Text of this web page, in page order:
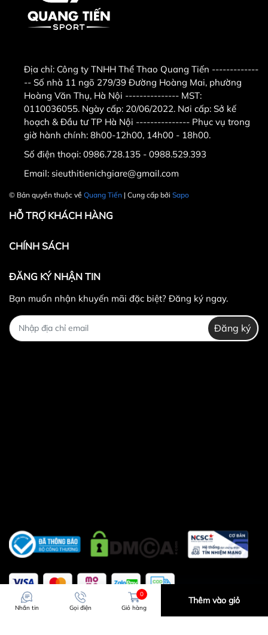
Địa chỉ: Công ty TNHH Thể Thao Quang Tiến -------------
-- Số nhà 11 ngõ 279/39 Đường Hoàng Mai, phường
Hoàng Văn Thụ, Hà Nội --------------- MST:
0110036055. Ngày cấp: 20/06/2022. Nơi cấp: Sở kế
hoạch & Đầu tư TP Hà Nội --------------- Phục vụ trong
giờ hành chính: 8h00-12h00, 14h00 - 18h00.
Số điện thoại: 0986.728.135 - 0988.529.393
Email: sieuthitienichgiare@gmail.com
© Bản quyền thuộc về Quang Tiến | Cung cấp bởi Sapo
HỖ TRỢ KHÁCH HÀNG
CHÍNH SÁCH
ĐĂNG KÝ NHẬN TIN
Bạn muốn nhận khuyến mãi đặc biệt? Đăng ký ngay.
Đăng ký
Nhắn tin Gọi điện
0
Giỏ hàng
Thêm vào giỏ